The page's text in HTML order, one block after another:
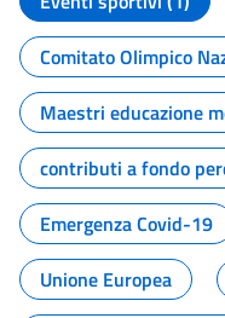
Comitato Olimpico
Maestri educazione
contributi a fondo
Emergenza Covid-19
Unione Europea